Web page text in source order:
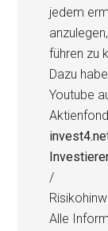
jedem
führen zu
Dazu
Youtube
/
Alle